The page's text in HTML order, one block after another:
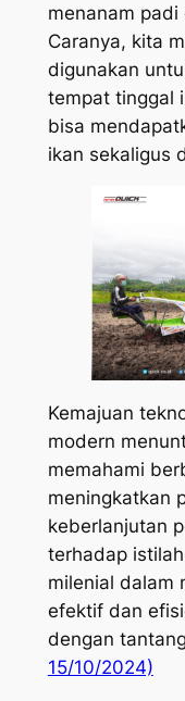
menanam padi
Caranya, kita
digunakan
tempat tinggal
bisa
ikan sekaligus
Kemajuan
modern
memahami
meningkatkan
keberlanjutan
terhadap
milenial dalam
efektif dan
dengan
15/10/2024)